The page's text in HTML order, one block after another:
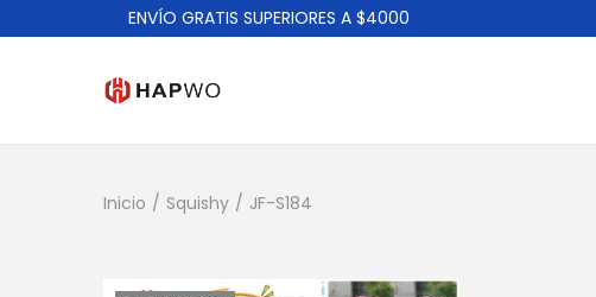
ENVÍO GRATIS SUPERIORES A $4000
Inicio / Squishy / JF-S184